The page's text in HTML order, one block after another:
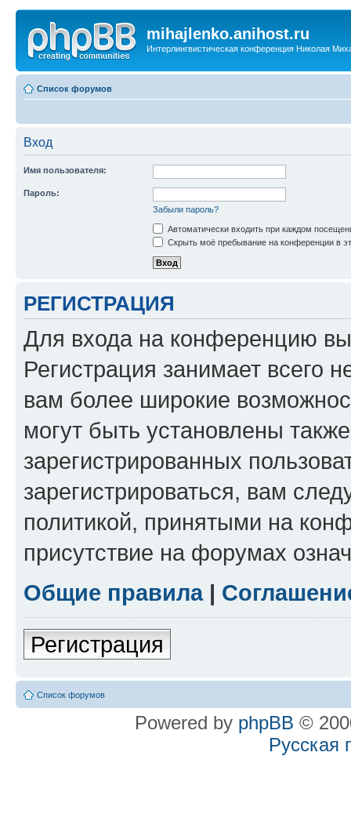
mihajlenko.anihost.ru
Интерлингвистическая конференция Николая
Список форумов
Вход
Имя пользователя:
Пароль:
Забыли пароль?
Автоматически входить при каждом
Скрыть моё пребывание на конференции в
РЕГИСТРАЦИЯ
Для входа на конференцию
Регистрация занимает всего
вам более широкие
могут быть установлены
зарегистрированных
зарегистрироваться, вам
политикой, принятыми на
присутствие на форумах
Общие правила|
Регистрация
Список форумов
Powered by phpBB ©
Русская